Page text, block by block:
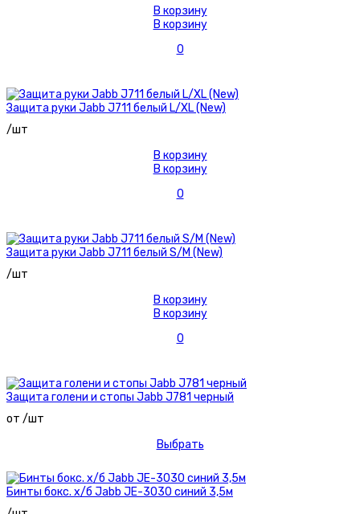
В корзину
В корзину
0
Защита руки Jabb J711 белый L/XL (New)
/шт
В корзину
В корзину
0
Защита руки Jabb J711 белый S/M (New)
/шт
В корзину
В корзину
0
Защита голени и стопы Jabb J781 черный
от /шт
Выбрать
Бинты бокс. х/б Jabb JE-3030 синий 3,5м